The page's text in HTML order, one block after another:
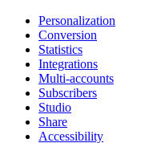
Personalization
Conversion
Statistics
Integrations
Multi-accounts
Subscribers
Studio
Share
Accessibility